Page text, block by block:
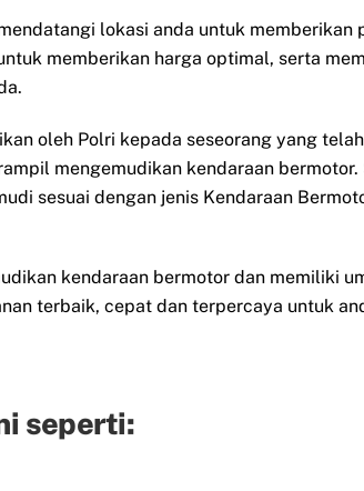
lokasi anda untuk memberikan
memberikan harga optimal, serta
oleh Polri kepada seseorang yang
mengemudikan kendaraan
sesuai dengan jenis Kendaraan
kendaraan bermotor dan memiliki
terbaik, cepat dan terpercaya untuk
seperti: